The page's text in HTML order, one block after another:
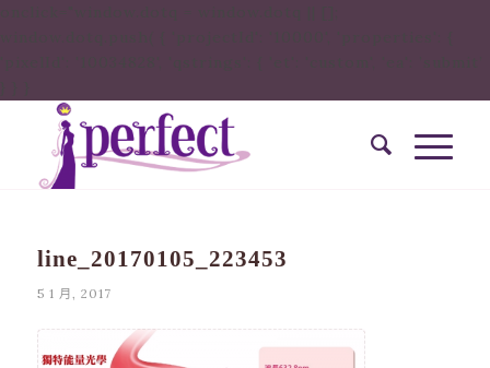
line_20170105_223453
5 1 月, 2017